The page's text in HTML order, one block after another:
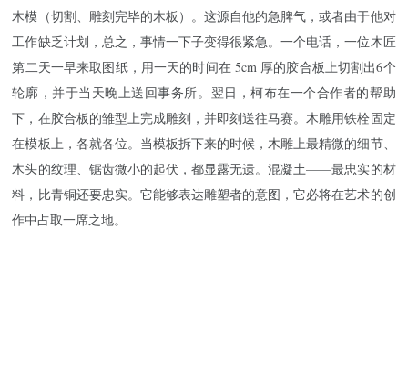
木模（切割、雕刻完毕的木板）。这源自他的急脾气，或者由于他对
工作缺乏计划，总之，事情一下子变得很紧急。一个电话，一位木匠
第二天一早来取图纸，用一天的时间在 5cm 厚的胶合板上切割出6个
轮廓，并于当天晚上送回事务所。翌日，柯布在一个合作者的帮助
下，在胶合板的雏型上完成雕刻，并即刻送往马赛。木雕用铁栓固定
在模板上，各就各位。当模板拆下来的时候，木雕上最精微的细节、
木头的纹理、锯齿微小的起伏，都显露无遗。混凝土——最忠实的材
料，比青铜还要忠实。它能够表达雕塑者的意图，它必将在艺术的创
作中占取一席之地。